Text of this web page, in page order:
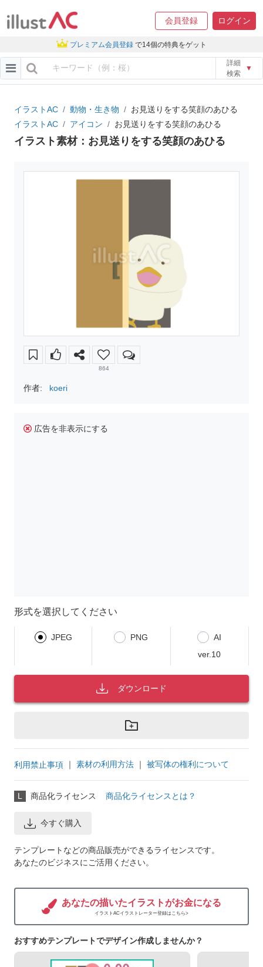
会員登録 ログイン
プレミアム会員登録 で14個の特典をゲット
詳細
検索
▼
イラストAC 動物・生き物
お見送りをする笑顔のあひる
イラストAC
アイコン お見送りをする笑顔のあひる
イラスト素材：お見送りをする笑顔のあひる
864
作者: koeri
広告を非表示にする
形式を選択してください
JPEG PNG
AI
ver.10
ダウンロード
利用禁止事項 ｜ 素材の利用方法 ｜ 被写体の権利について
L 商品化ライセンス 商品化ライセンスとは？
今すぐ購入
テンプレートなどの商品販売ができるライセンスです。
あなたのビジネスにご活用ください。
あなたの描いたイラストがお金になる
イラストACイラストレーター登録はこちら>
おすすめテンプレートでデザイン作成しませんか？